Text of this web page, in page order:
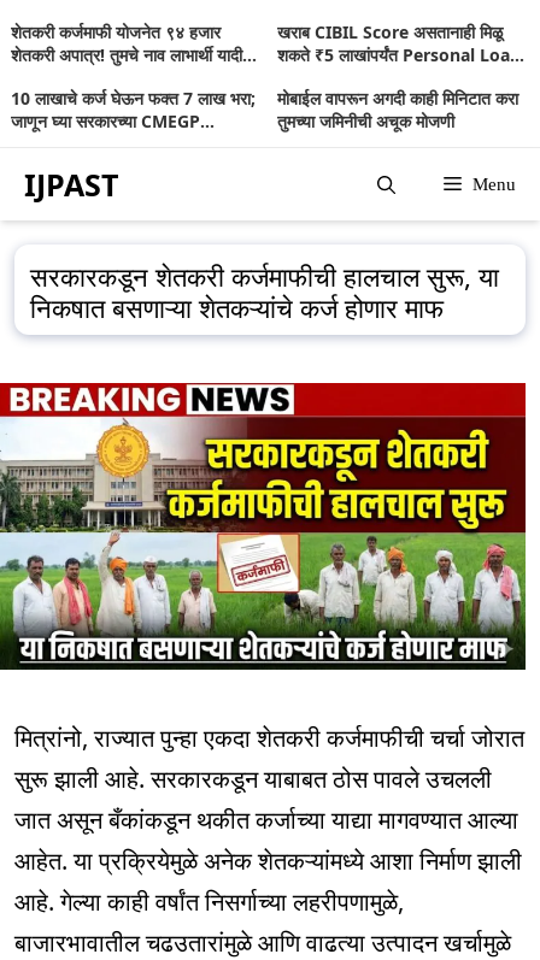
Skip
to
content
शेतकरी कर्जमाफी योजनेत ९४ हजार
शेतकरी अपात्र! तुमचे नाव लाभार्थी यादीत
खराब CIBIL Score असतानाही मिळू
शकते ₹5 लाखांपर्यंत Personal Loan;
10 लाखाचे कर्ज घेऊन फक्त 7 लाख भरा;
जाणून घ्या सरकारच्या CMEGP
मोबाईल वापरून अगदी काही मिनिटात करा
तुमच्या जमिनीची अचूक मोजणी
IJPAST Menu
सरकारकडून शेतकरी कर्जमाफीची हालचाल सुरू, या
निकषात बसणाऱ्या शेतकऱ्यांचे कर्ज होणार माफ
मित्रांनो, राज्यात पुन्हा एकदा शेतकरी कर्जमाफीची चर्चा जोरात
सुरू झाली आहे. सरकारकडून याबाबत ठोस पावले उचलली
जात असून बँकांकडून थकीत कर्जाच्या याद्या मागवण्यात आल्या
आहेत. या प्रक्रियेमुळे अनेक शेतकऱ्यांमध्ये आशा निर्माण झाली
आहे. गेल्या काही वर्षांत निसर्गाच्या लहरीपणामुळे,
बाजारभावातील चढउतारांमुळे आणि वाढत्या उत्पादन खर्चामुळे